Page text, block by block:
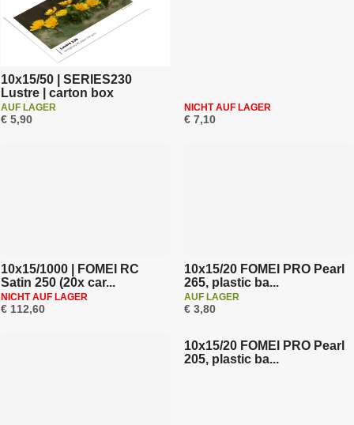
10x15/50 | SERIES230
Lustre | carton box
€ 5,90
AUF LAGER
€ 7,10
NICHT AUF LAGER
10x15/1000 | FOMEI RC
Satin 250 (20x car...
€ 112,60
NICHT AUF LAGER
10x15/20 FOMEI PRO Pearl
265, plastic ba...
€ 3,80
AUF LAGER
10x15/20 FOMEI PRO Pearl
205, plastic ba...